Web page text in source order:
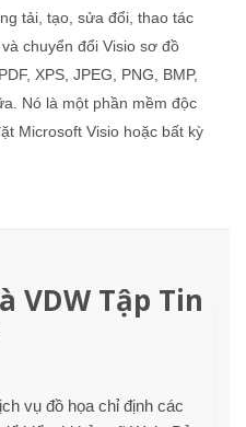
tải, tạo, sửa đổi, thao tác
chuyển đổi Visio sơ đồ
XPS, JPEG, PNG, BMP,
Nó là một phần mềm độc
Microsoft Visio hoặc bất kỳ
VDW Tập Tin
vụ đồ họa chỉ định các